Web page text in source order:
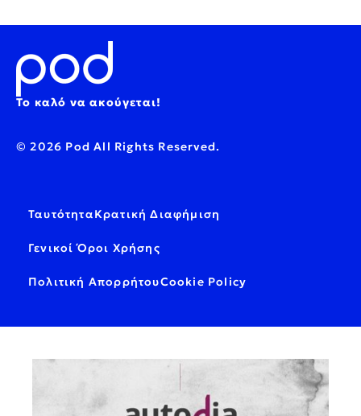
Το καλό να ακούγεται!
© 2026 Pod All Rights Reserved.
ΤαυτότηταΚρατική Διαφήμιση
Γενικοί Όροι Χρήσης
Πολιτική ΑπορρήτουCookie Policy